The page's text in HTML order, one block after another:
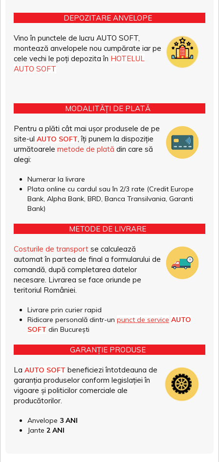
DEPOZITARE ANVELOPE
Vino în punctele de lucru AUTO SOFT,
montează anvelopele nou cumpărate iar pe
cele vechi le poți depozita în HOTELUL
AUTO SOFT
MODALITĂȚI DE PLATĂ
Pentru a plăti cât mai ușor produsele de pe
site-ul AUTO SOFT , îți punem la dispoziție
următoarele metode de plată din care să
alegi:
Numerar la livrare
Plata online cu cardul sau în 2/3 rate (Credit Europe
Bank, Alpha Bank, BRD, Banca Transilvania, Garanti
Bank)
METODE DE LIVRARE
Costurile de transport se calculează
automat în partea de final a formularului de
comandă, după completarea datelor
necesare. Livrarea se face oriunde pe
teritoriul României.
Livrare prin curier rapid
Ridicare personală dintr-un punct de service AUTO
SOFT din București
GARANȚIE PRODUSE
La AUTO SOFT beneficiezi întotdeauna de
garanția produselor conform legislației în
vigoare și politicilor comerciale ale
producătorilor.
Anvelope 3 ANI
Jante 2 ANI